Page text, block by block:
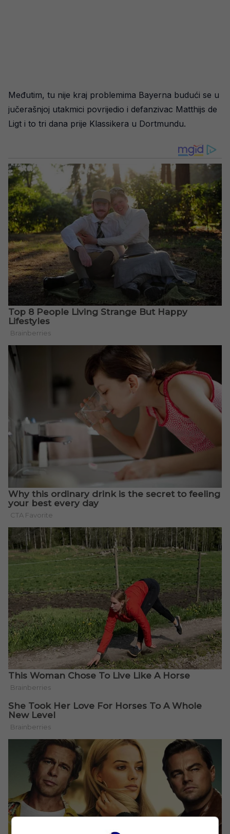
Međutim, tu nije kraj problemima Bayerna budući se u
jučerašnjoj utakmici povrijedio i defanzivac Matthijs de
Ligt i to tri dana prije Klassikera u Dortmundu.